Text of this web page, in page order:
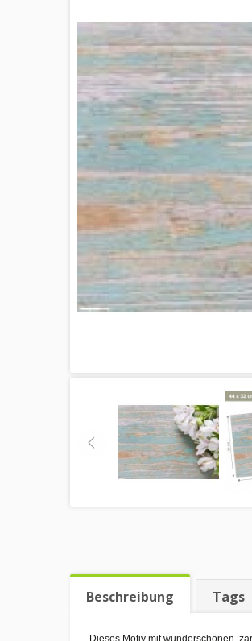
Beschreibung Tags
Dieses Motiv mit wunderschönen,